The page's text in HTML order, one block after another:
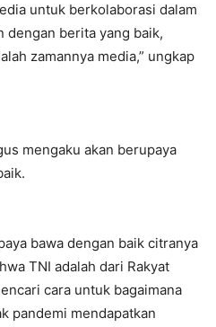
untuk berkolaborasi dalam
dengan berita yang baik,
zamannya media,” ungkap
mengaku akan berupaya
bawa dengan baik citranya
TNI adalah dari Rakyat
cara untuk bagaimana
pandemi mendapatkan